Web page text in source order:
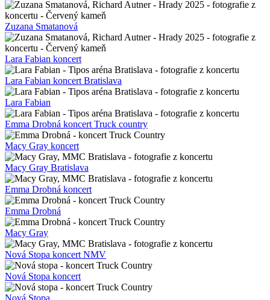
Zuzana Smatanová
Lara Fabian koncert
Lara Fabian koncert Bratislava
Lara Fabian
Emma Drobná koncert Truck country
Macy Gray koncert
Macy Gray Bratislava
Emma Drobná koncert
Emma Drobná
Macy Gray
Nová Stopa koncert NMV
Nová Stopa koncert